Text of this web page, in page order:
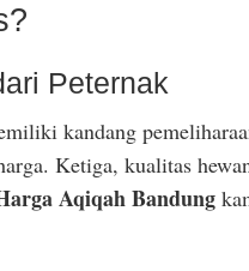
Peternak
kandang
Ketiga, kualitas
Aqiqah Bandung